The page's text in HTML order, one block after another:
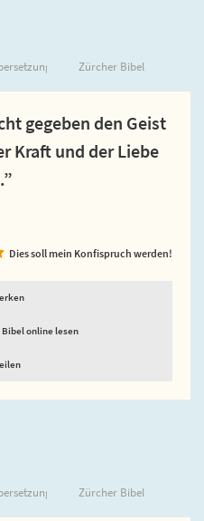
Zürcher Bibel
gegeben den Geist
Kraft und der Liebe
Dies soll mein Konfispruch werden!
Bibel online lesen
Zürcher Bibel